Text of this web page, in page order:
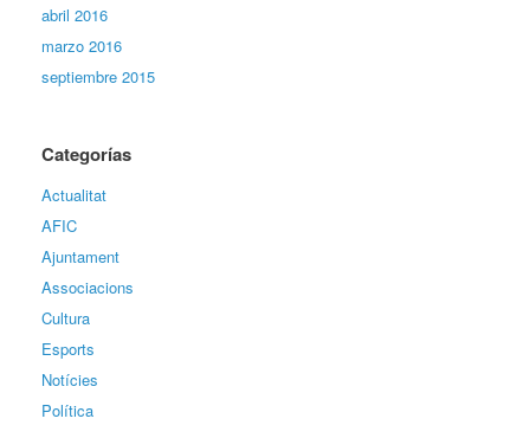
abril 2016
marzo 2016
septiembre 2015
Categorías
Actualitat
AFIC
Ajuntament
Associacions
Cultura
Esports
Notícies
Política